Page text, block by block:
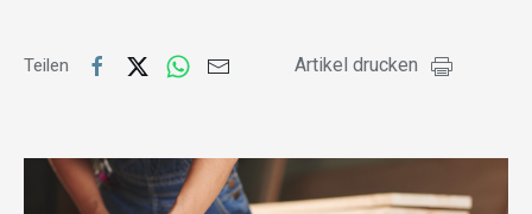
Teilen Artikel drucken